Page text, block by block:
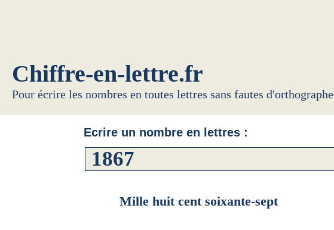
Chiffre-en-lettre.fr
Pour écrire les nombres en toutes lettres sans fautes d'orthographe
Ecrire un nombre en lettres :
Mille huit cent soixante-sept